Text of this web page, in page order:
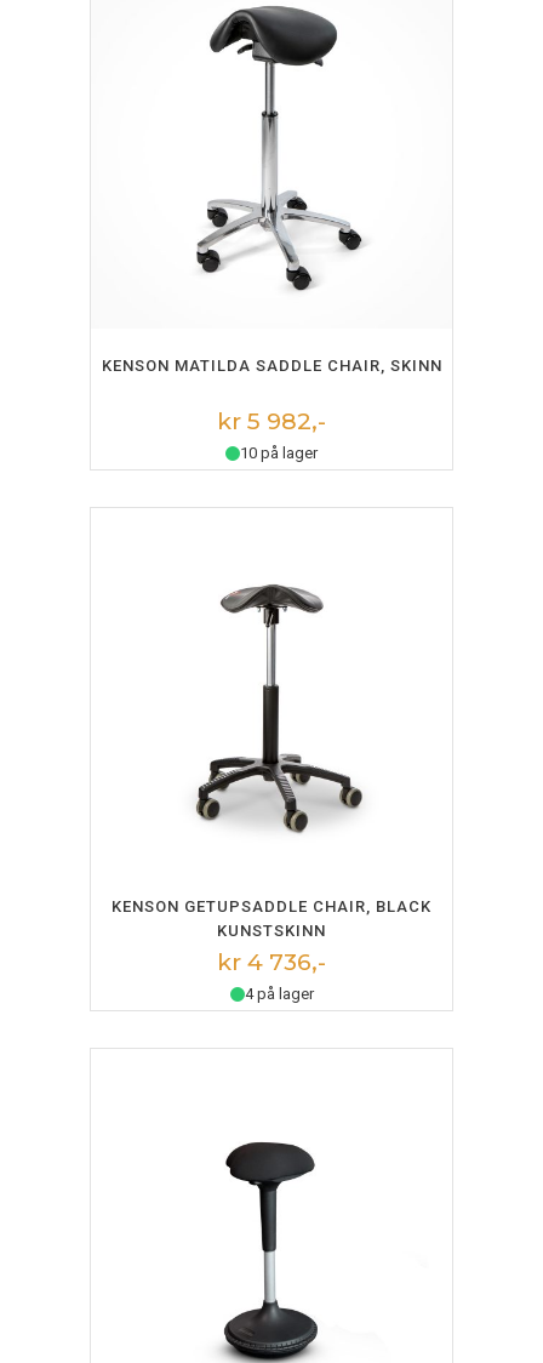
LEGG I HANDLEKURV
KENSON MATILDA SADDLE CHAIR, SKINN
kr 5 982,-
10 på lager
LEGG I HANDLEKURV
KENSON GETUPSADDLE CHAIR, BLACK
KUNSTSKINN
kr 4 736,-
4 på lager